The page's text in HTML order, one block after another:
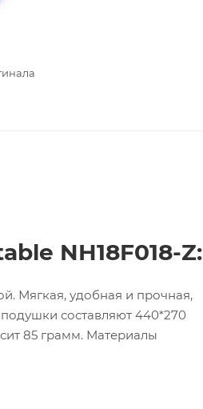
NH18F018-Z:
Мягкая, удобная и прочная,
составляют 440*270
85 грамм. Материалы